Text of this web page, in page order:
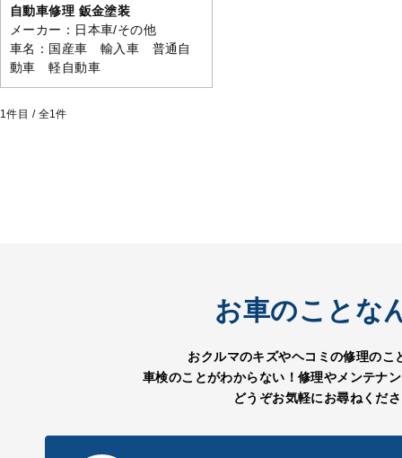
自動車修理 鈑金塗装
メーカー：日本車/その他
車名：国産車 輸入車 普通自
動車 軽自動車
1件目 / 全1件
お車のことな
おクルマのキズやヘコミの修理の
車検のことがわからない！修理やメンテナ
どうぞお気軽にお尋ねくだ